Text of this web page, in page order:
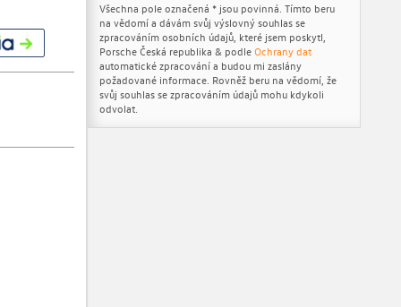
Všechna pole označená * jsou povinná. Tímto beru
na vědomí a dávám svůj výslovný souhlas se
zpracováním osobních údajů, které jsem poskytl,
Porsche Česká republika & podleOchrany dat
automatické zpracování a budou mi zaslány
požadované informace. Rovněž beru na vědomí, že
svůj souhlas se zpracováním údajů mohu kdykoli
odvolat.